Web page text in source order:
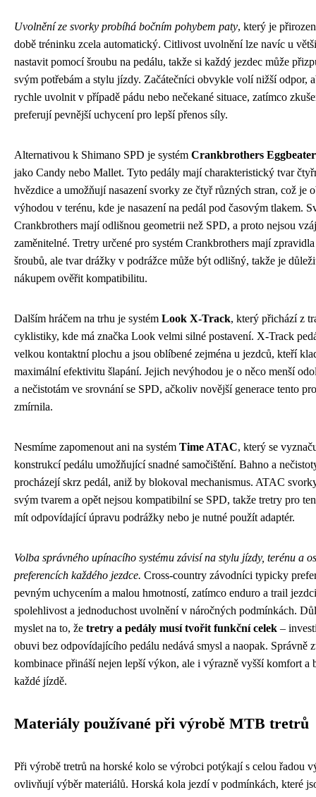
Uvolnění ze svorky probíhá bočním pohybem paty, který je
době tréninku zcela automatický. Citlivost uvolnění lze navíc u
nastavit pomocí šroubu na pedálu, takže si každý jezdec může
svým potřebám a stylu jízdy. Začátečníci obvykle volí nižší odpor,
rychle uvolnit v případě pádu nebo nečekané situace, zatímco
preferují pevnější uchycení pro lepší přenos síly.
Alternativou k Shimano SPD je systém Crankbrothers Eggbeater
jako Candy nebo Mallet. Tyto pedály mají charakteristický tvar
hvězdice a umožňují nasazení svorky ze čtyř různých stran, což je
výhodou v terénu, kde je nasazení na pedál pod časovým tlakem.
Crankbrothers mají odlišnou geometrii než SPD, a proto nejsou
zaměnitelné. Tretry určené pro systém Crankbrothers mají
šroubů, ale tvar drážky v podrážce může být odlišný, takže je
nákupem ověřit kompatibilitu.
Dalším hráčem na trhu je systém Look X-Track, který přichází z
cyklistiky, kde má značka Look velmi silné postavení. X-Track
velkou kontaktní plochu a jsou oblíbené zejména u jezdců, kteří
maximální efektivitu šlapání. Jejich nevýhodou je o něco menší
a nečistotám ve srovnání se SPD, ačkoliv novější generace tento
zmírnila.
Nesmíme zapomenout ani na systém Time ATAC, který se
konstrukcí pedálu umožňující snadné samočištění. Bahno a
procházejí skrz pedál, aniž by blokoval mechanismus. ATAC
svým tvarem a opět nejsou kompatibilní se SPD, takže tretry pro
mít odpovídající úpravu podrážky nebo je nutné použít adaptér.
Volba správného upínacího systému závisí na stylu jízdy, terénu a
preferencích každého jezdce. Cross-country závodníci typicky
pevným uchycením a malou hmotností, zatímco enduro a trail
spolehlivost a jednoduchost uvolnění v náročných podmínkách.
myslet na to, že tretry a pedály musí tvořit funkční celek –
obuvi bez odpovídajícího pedálu nedává smysl a naopak. Správně
kombinace přináší nejen lepší výkon, ale i výrazně vyšší komfort a
každé jízdě.
Materiály používané při výrobě MTB tretrů
Při výrobě tretrů na horské kolo se výrobci potýkají s celou řadou
ovlivňují výběr materiálů. Horská kola jezdí v podmínkách, které